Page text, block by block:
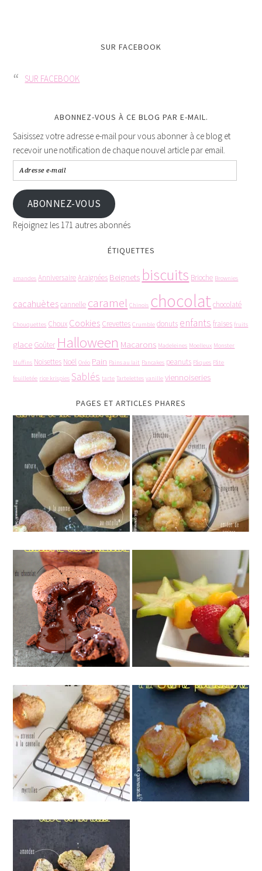
SUR FACEBOOK
SUR FACEBOOK
ABONNEZ-VOUS À CE BLOG PAR E-MAIL.
Saisissez votre adresse e-mail pour vous abonner à ce blog et
recevoir une notification de chaque nouvel article par email.
ABONNEZ-VOUS
Rejoignez les 171 autres abonnés
ÉTIQUETTES
amandes AnniversaireAraignées Beignets biscuits Brioche Brownies
cacahuètescannelle caramel Chinois chocolat chocolaté
Chouquettes Choux Cookies Crevettes Crumble donuts enfants fraises fruits
glace Goûter Halloween Macarons Madeleines Moelleux Monster
Muffins Noisettes Noël Oréo Pain Pains au lait Pancakes peanuts Pâques Pâte
feuilletée rice krispies Sablés tarte Tartelettes vanille viennoiseries
PAGES ET ARTICLES PHARES